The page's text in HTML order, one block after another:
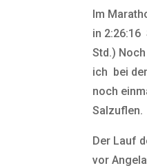
Im
in 2:26:16
Std.)
ich bei
noch
Salzuflen.
Der Lauf
vor